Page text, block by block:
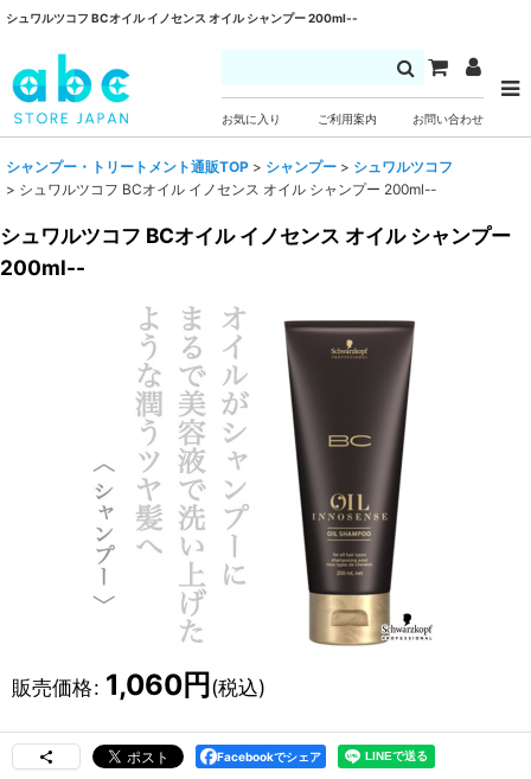
シュワルツコフ BCオイル イノセンス オイル シャンプー 200ml--
お気に入り ご利用案内 お問い合わせ
シャンプー・トリートメント通販TOP > シャンプー > シュワルツコフ
> シュワルツコフ BCオイル イノセンス オイル シャンプー 200ml--
シュワルツコフ BCオイル イノセンス オイル シャンプー
200ml--
販売価格: 1,060円 (税込)
Facebookでシェア